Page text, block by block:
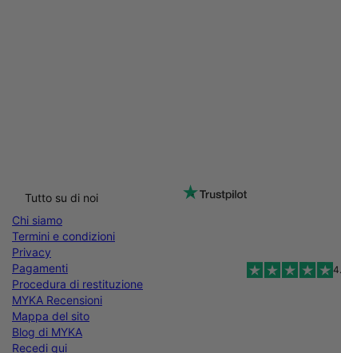
Tutto su di noi
Chi siamo
Termini e condizioni
Privacy
Pagamenti
Procedura di restituzione
MYKA Recensioni
Mappa del sito
Blog di MYKA
Recedi qui